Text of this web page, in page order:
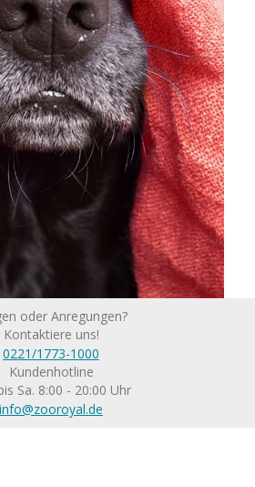
oder Anregungen?
Kontaktiere uns!
0221/1773-1000
Kundenhotline
Sa. 8:00 - 20:00 Uhr
info@zooroyal.de